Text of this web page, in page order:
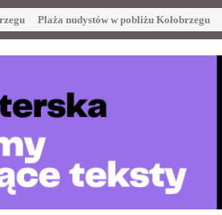
Plaża nudystów w pobliżu Kołobrzegu